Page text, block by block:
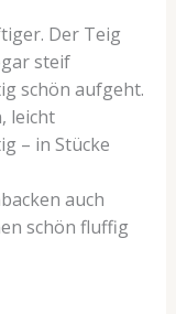
Der Teig
steif
schön aufgeht.
leicht
– in Stücke
auch
schön fluffig